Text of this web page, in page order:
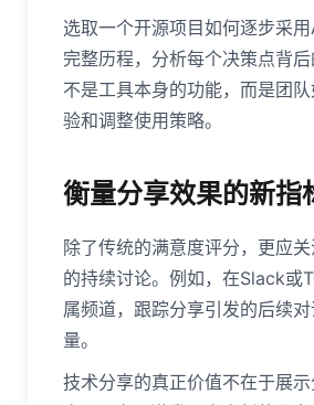
选取一个开源项目如何逐步采
完整历程，分析每个决策点背
不是工具本身的功能，而是团
验和调整使用策略。
衡量分享效果的新指
除了传统的满意度评分，更应
的持续讨论。例如，在Slack或
属频道，跟踪分享引发的后续
量。
技术分享的真正价值不在于展